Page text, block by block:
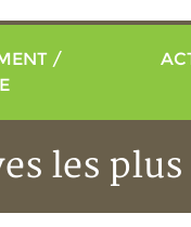
/
les